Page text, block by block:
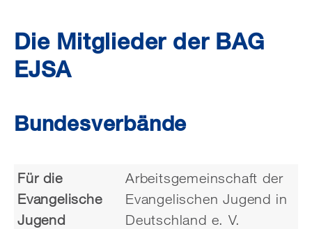
Die Mitglieder der BAG
EJSA
Bundesverbände
Für die
Evangelische
Jugend
Arbeitsgemeinschaft der
Evangelischen Jugend in
Deutschland e. V.